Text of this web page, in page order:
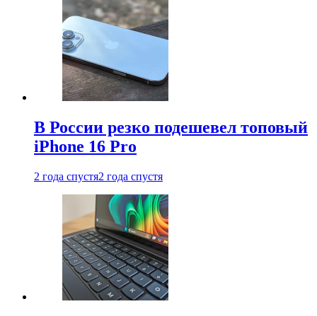
В России резко подешевел топовый
iPhone 16 Pro
2 года спустя2 года спустя